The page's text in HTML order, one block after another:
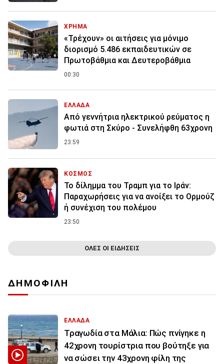
ΧΡΗΜΑ
«Τρέχουν» οι αιτήσεις για μόνιμο
διορισμό 5.486 εκπαιδευτικών σε
Πρωτοβάθμια και Δευτεροβάθμια
00:30
ΕΛΛΑΔΑ
Από γεννήτρια ηλεκτρικού ρεύματος η
φωτιά στη Σκύρο - Συνελήφθη 63χρονη
23:59
ΚΟΣΜΟΣ
Το δίλημμα του Τραμπ για το Ιράν:
Παραχωρήσεις για να ανοίξει το Ορμούζ
ή συνέχιση του πολέμου
23:50
ΟΛΕΣ ΟΙ ΕΙΔΗΣΕΙΣ
ΔΗΜΟΦΙΛΗ
ΕΛΛΑΔΑ
Τραγωδία στα Μάλια: Πώς πνίγηκε η
42χρονη τουρίστρια που βούτηξε για
να σώσει την 43χρονη φίλη της